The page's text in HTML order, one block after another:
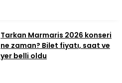
Tarkan Marmaris 2026 konseri
ne zaman? Bilet fiyatı, saat ve
yer belli oldu